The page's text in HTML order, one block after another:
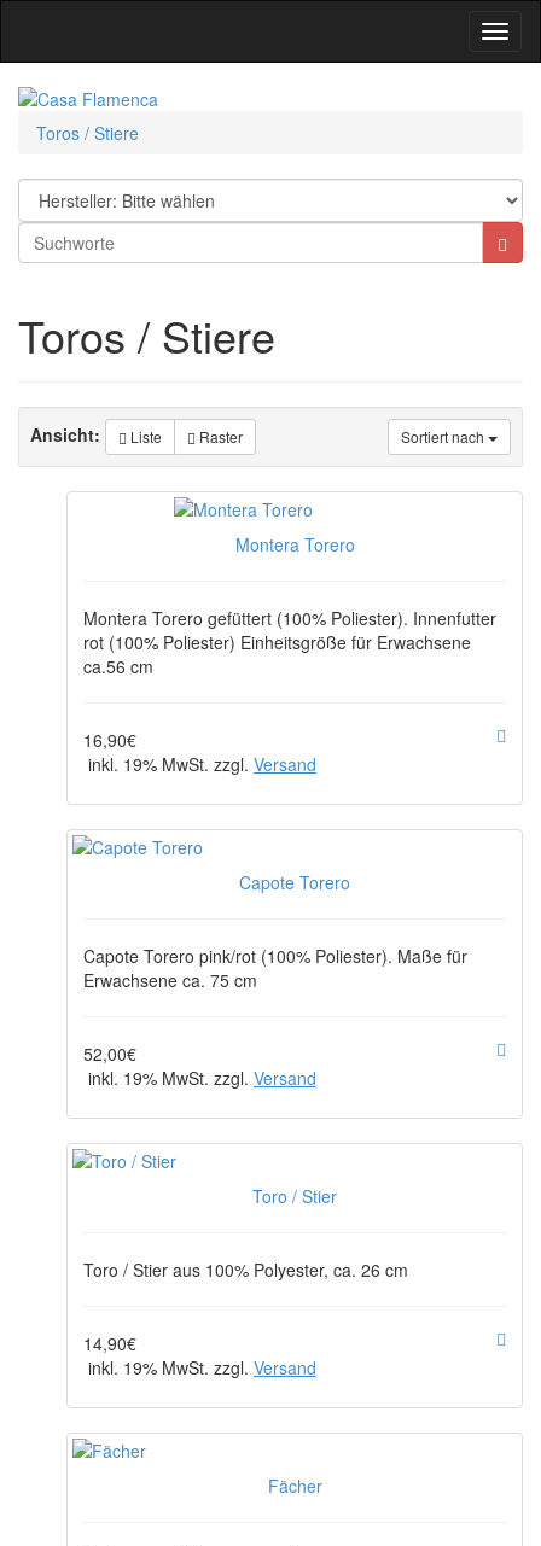
Toros / Stiere
Toros / Stiere
Ansicht: Liste Raster Sortiert nach
Montera Torero
Montera Torero gefüttert (100% Poliester). Innenfutter
rot (100% Poliester) Einheitsgröße für Erwachsene
ca.56 cm
16,90€
inkl. 19% MwSt. zzgl. Versand
Capote Torero
Capote Torero pink/rot (100% Poliester). Maße für
Erwachsene ca. 75 cm
52,00€
inkl. 19% MwSt. zzgl. Versand
Toro / Stier
Toro / Stier aus 100% Polyester, ca. 26 cm
14,90€
inkl. 19% MwSt. zzgl. Versand
Fächer